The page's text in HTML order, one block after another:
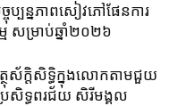
ច្ចុប្បន្នភាពសៀវភៅផែនការ
ម​ សម្រាប់ឆ្នាំ២០២៦​
ក្តិសិទ្ធិក្នុងលោកតាមជួយ
រសិទ្ធពរជ័យ សិរីមង្គល